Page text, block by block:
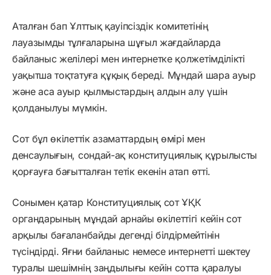
Аталған бап Ұлттық қауіпсіздік комитетінің
лауазымды тұлғаларына шұғыл жағдайларда
байланыс желілері мен интернетке қолжетімділікті
уақытша тоқтатуға құқық береді. Мұндай шара ауыр
және аса ауыр қылмыстардың алдын алу үшін
қолданылуы мүмкін.
Сот бұл өкілеттік азаматтардың өмірі мен
денсаулығын, сондай-ақ конституциялық құрылысты
қорғауға бағытталған тетік екенін атап өтті.
Сонымен қатар Конституциялық сот ҰҚК
органдарының мұндай арнайы өкілеттігі кейін сот
арқылы бағаланбайды дегенді білдірмейтінін
түсіндірді. Яғни байланыс немесе интернетті шектеу
туралы шешімнің заңдылығы кейін сотта қаралуы